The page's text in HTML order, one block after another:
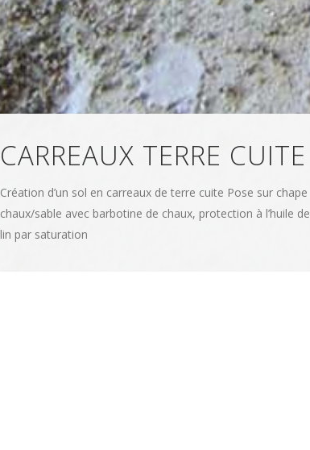
CARREAUX TERRE CUITE
Création d’un sol en carreaux de terre cuite Pose sur chape
chaux/sable avec barbotine de chaux, protection à l’huile de
lin par saturation